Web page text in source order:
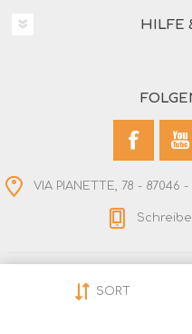
HILFE
VIA PIANETTE, 78 - 87046
Copyright © 2026
SORT